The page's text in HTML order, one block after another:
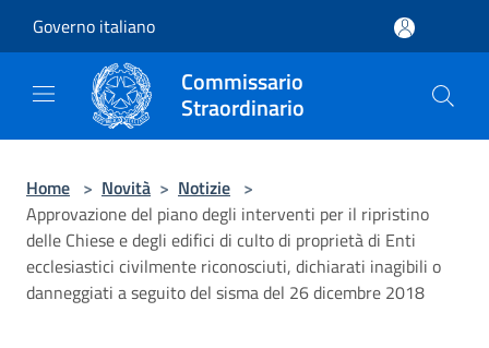
Governo italiano
Commissario
Straordinario
Home > Novità > Notizie >
Approvazione del piano degli interventi per il ripristino
delle Chiese e degli edifici di culto di proprietà di Enti
ecclesiastici civilmente riconosciuti, dichiarati inagibili o
danneggiati a seguito del sisma del 26 dicembre 2018